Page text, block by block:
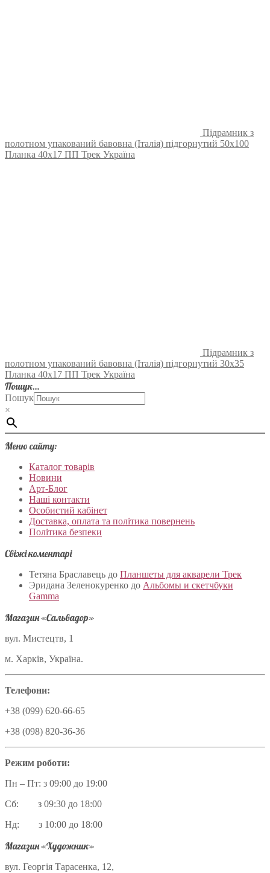
Підрамник з
полотном упакований бавовна (Італія) підгорнутий 50х100
Планка 40х17 ПП Трек Україна
Підрамник з
полотном упакований бавовна (Італія) підгорнутий 30х35
Планка 40х17 ПП Трек Україна
Пошук…
Пошук
×
Меню сайту:
Каталог товарів
Новини
Арт-Блог
Наші контакти
Особистий кабінет
Доставка, оплата та політика повернень
Політика безпеки
Свіжі коментарі
Тетяна Браславець до Планшеты для акварели Трек
Эридана Зеленокуренко до Альбомы и скетчбуки
Gamma
Магазин «Сальвадор»
вул. Мистецтв, 1
м. Харків, Україна.
Телефони:
+38 (099) 620-66-65
+38 (098) 820-36-36
Режим роботи:
Пн – Пт: з 09:00 до 19:00
Сб: з 09:30 до 18:00
Нд: з 10:00 до 18:00
Магазин «Художник»
вул. Георгія Тарасенка, 12,